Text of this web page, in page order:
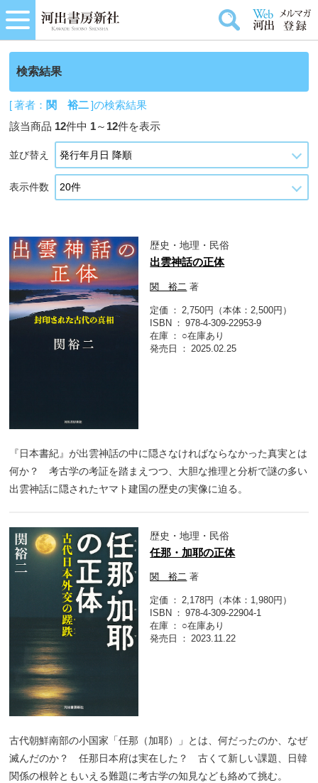
検索結果
[ 著者： 関 裕二]の検索結果
該当商品 12件中 1～ 12件を表示
並び替え
表示件数
歴史・地理・民俗
出雲神話の正体
関 裕二 著
定価
2,750円（本体：2,500円）
ISBN
978-4-309-22953-9
在庫
○在庫あり
発売日
2025.02.25
『日本書紀』が出雲神話の中に隠さなければならなかった真実とは
何か？ 考古学の考証を踏まえつつ、大胆な推理と分析で謎の多い
出雲神話に隠されたヤマト建国の歴史の実像に迫る。
歴史・地理・民俗
任那・加耶の正体
関 裕二 著
定価
2,178円（本体：1,980円）
ISBN
978-4-309-22904-1
在庫
○在庫あり
発売日
2023.11.22
古代朝鮮南部の小国家「任那（加耶）」とは、何だったのか、なぜ
滅んだのか？ 任那日本府は実在した？ 古くて新しい課題、日韓
関係の根幹ともいえる難題に考古学の知見なども絡めて挑む。